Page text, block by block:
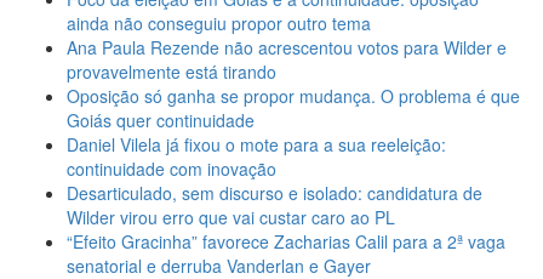
ainda não conseguiu propor outro tema
Ana Paula Rezende não acrescentou votos para Wilder e
provavelmente está tirando
Oposição só ganha se propor mudança. O problema é que
Goiás quer continuidade
Daniel Vilela já fixou o mote para a sua reeleição:
continuidade com inovação
Desarticulado, sem discurso e isolado: candidatura de
Wilder virou erro que vai custar caro ao PL
“Efeito Gracinha” favorece Zacharias Calil para a 2ª vaga
senatorial e derruba Vanderlan e Gayer